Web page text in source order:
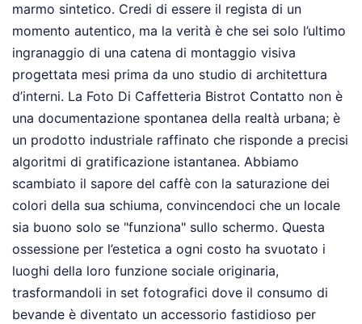
marmo sintetico. Credi di essere il regista di un
momento autentico, ma la verità è che sei solo l’ultimo
ingranaggio di una catena di montaggio visiva
progettata mesi prima da uno studio di architettura
d’interni. La Foto Di Caffetteria Bistrot Contatto non è
una documentazione spontanea della realtà urbana; è
un prodotto industriale raffinato che risponde a precisi
algoritmi di gratificazione istantanea. Abbiamo
scambiato il sapore del caffè con la saturazione dei
colori della sua schiuma, convincendoci che un locale
sia buono solo se "funziona" sullo schermo. Questa
ossessione per l’estetica a ogni costo ha svuotato i
luoghi della loro funzione sociale originaria,
trasformandoli in set fotografici dove il consumo di
bevande è diventato un accessorio fastidioso per